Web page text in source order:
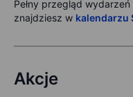
Pełny przegląd
znajdziesz w kalendarzu
Akcje